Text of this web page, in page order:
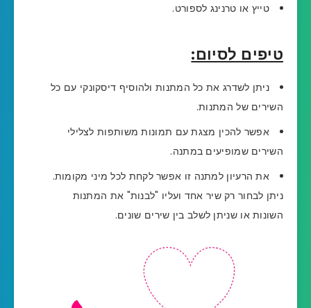
טייץ או טרנינג לספורט.
טיפים לסיום:
ניתן לשדרג את כל המתנות ולהוסיף דיסקונקי עם כל
השירים של המתנות.
אפשר להכין מצגת עם תמונות משותפות לצלילי
השירים שמופיעים במתנה.
את הרעיון למתנה זו אפשר לקחת לכל מיני מקומות.
ניתן לבחור רק שיר אחד ועליו "לבנות" את המתנות
השונות או שניתן לשלב בין שירים שונים.